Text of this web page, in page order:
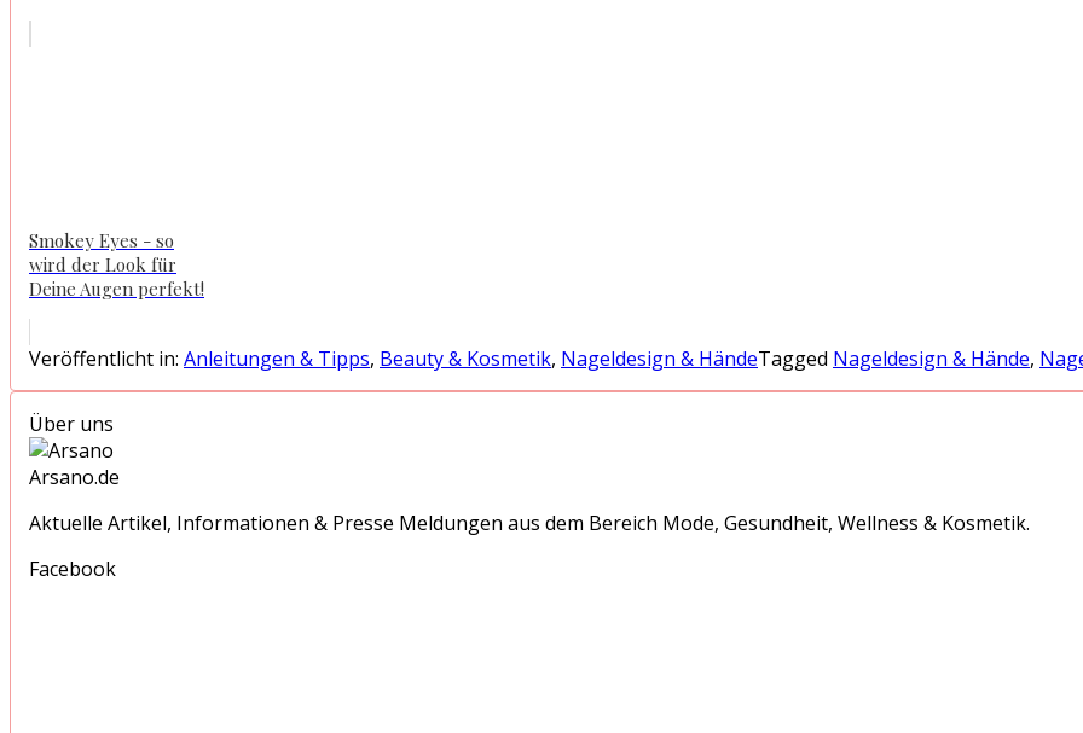
Smokey Eyes - so
wird der Look für
Deine Augen perfekt!
Veröffentlicht in: Anleitungen & Tipps, Beauty & Kosmetik, Nageldesign & HändeTagged Nageldesign & Hände,
Über uns
Arsano.de
Aktuelle Artikel, Informationen & Presse Meldungen aus dem Bereich Mode, Gesundheit, Wellness & Kosmetik.
Facebook